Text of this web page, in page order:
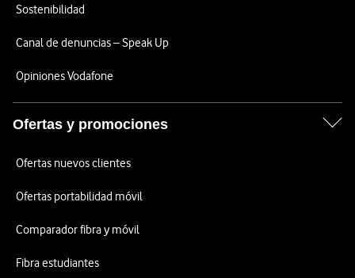
Sostenibilidad
Canal de denuncias – Speak Up
Opiniones Vodafone
Ofertas y promociones
Ofertas nuevos clientes
Ofertas portabilidad móvil
Comparador fibra y móvil
Fibra estudiantes